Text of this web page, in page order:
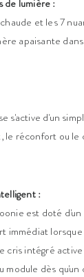
de lumière :
et les 7
apaisante
s'active d'un
le réconfort ou
:
est doté
immédiat
cris intégré
module dès